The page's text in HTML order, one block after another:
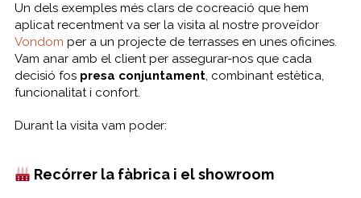
Un dels exemples més clars de cocreació que hem
aplicat recentment va ser la visita al nostre proveïdor
Vondom per a un projecte de terrasses en unes oficines.
Vam anar amb el client per assegurar-nos que cada
decisió fos presa conjuntament, combinant estètica,
funcionalitat i confort.
Durant la visita vam poder:
Recórrer la fàbrica i el showroom